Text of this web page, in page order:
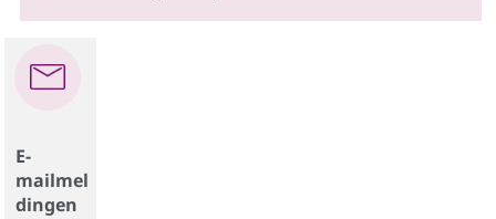
E-
mailmel
dingen